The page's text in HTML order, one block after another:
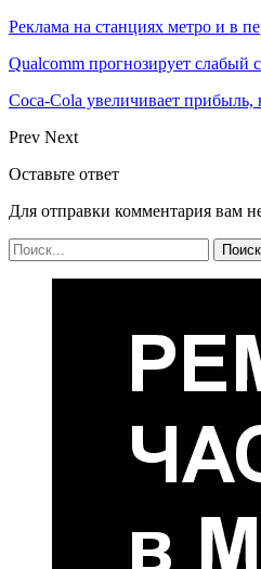
Реклама на станциях метро и в
Qualcomm прогнозирует слабый
Coca-Cola увеличивает прибыль,
Prev Next
Оставьте ответ
Для отправки комментария вам